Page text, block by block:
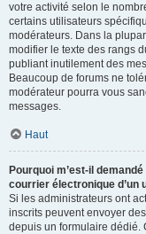
votre activité selon le
certains utilisateurs
modérateurs. Dans la
modifier le texte des rangs
publiant inutilement des
Beaucoup de forums ne
modérateur pourra vous
messages.
Haut
Pourquoi m’est-il
courrier électronique d’un
Si les administrateurs ont
inscrits peuvent envoyer
depuis un formulaire dédié.